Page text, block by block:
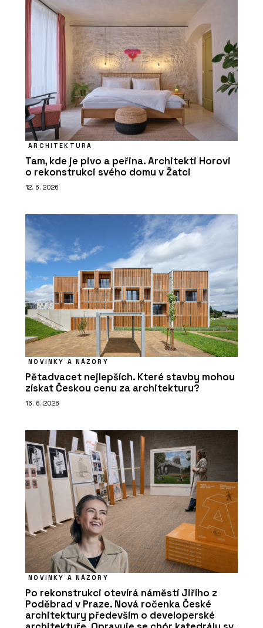
ARCHITEKTURA
Tam, kde je pivo a peřina. Architekti Horovi
o rekonstrukci svého domu v Žatci
12. 6. 2026
NOVINKY A NÁZORY
Pětadvacet nejlepších. Které stavby mohou
získat Českou cenu za architekturu?
16. 6. 2026
NOVINKY A NÁZORY
Po rekonstrukci otevírá náměstí Jiřího z
Poděbrad v Praze. Nová ročenka České
architektury především o developerské